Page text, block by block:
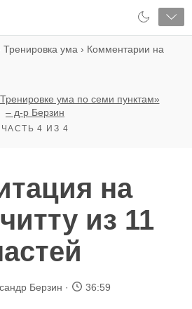
Тренировка ума › Комментарии на
ума по семи пунктам»
– д-р Берзин
ЧАСТЬ 4 ИЗ 4
на
из 11
Берзин 36:59